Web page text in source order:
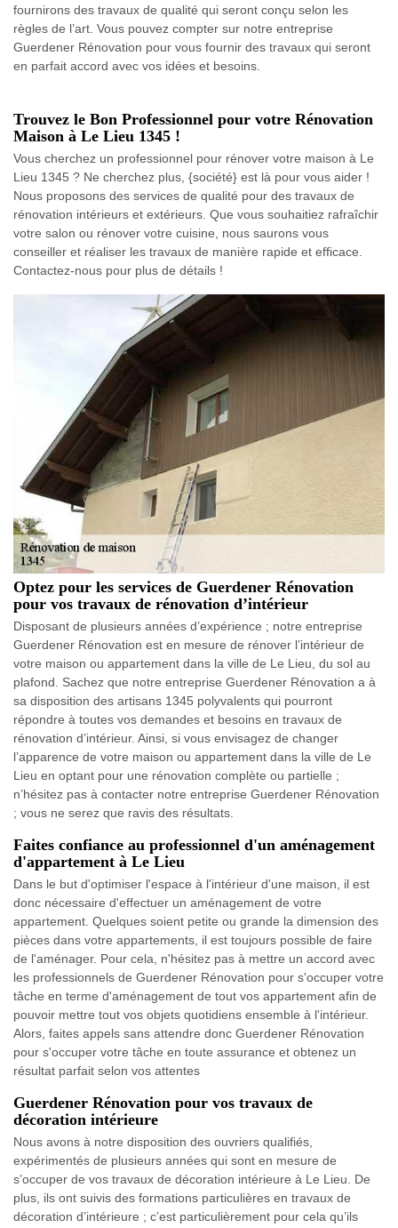
fournirons des travaux de qualité qui seront conçu selon les
règles de l’art. Vous pouvez compter sur notre entreprise
Guerdener Rénovation pour vous fournir des travaux qui seront
en parfait accord avec vos idées et besoins.
Trouvez le Bon Professionnel pour votre Rénovation
Maison à Le Lieu 1345 !
Vous cherchez un professionnel pour rénover votre maison à Le
Lieu 1345 ? Ne cherchez plus, {société} est là pour vous aider !
Nous proposons des services de qualité pour des travaux de
rénovation intérieurs et extérieurs. Que vous souhaitiez rafraîchir
votre salon ou rénover votre cuisine, nous saurons vous
conseiller et réaliser les travaux de manière rapide et efficace.
Contactez-nous pour plus de détails !
Optez pour les services de Guerdener Rénovation
pour vos travaux de rénovation d’intérieur
Disposant de plusieurs années d’expérience ; notre entreprise
Guerdener Rénovation est en mesure de rénover l’intérieur de
votre maison ou appartement dans la ville de Le Lieu, du sol au
plafond. Sachez que notre entreprise Guerdener Rénovation a à
sa disposition des artisans 1345 polyvalents qui pourront
répondre à toutes vos demandes et besoins en travaux de
rénovation d’intérieur. Ainsi, si vous envisagez de changer
l’apparence de votre maison ou appartement dans la ville de Le
Lieu en optant pour une rénovation complète ou partielle ;
n’hésitez pas à contacter notre entreprise Guerdener Rénovation
; vous ne serez que ravis des résultats.
Faites confiance au professionnel d'un aménagement
d'appartement à Le Lieu
Dans le but d'optimiser l'espace à l'intérieur d'une maison, il est
donc nécessaire d'effectuer un aménagement de votre
appartement. Quelques soient petite ou grande la dimension des
pièces dans votre appartements, il est toujours possible de faire
de l'aménager. Pour cela, n'hésitez pas à mettre un accord avec
les professionnels de Guerdener Rénovation pour s'occuper votre
tâche en terme d'aménagement de tout vos appartement afin de
pouvoir mettre tout vos objets quotidiens ensemble à l'intérieur.
Alors, faites appels sans attendre donc Guerdener Rénovation
pour s'occuper votre tâche en toute assurance et obtenez un
résultat parfait selon vos attentes
Guerdener Rénovation pour vos travaux de
décoration intérieure
Nous avons à notre disposition des ouvriers qualifiés,
expérimentés de plusieurs années qui sont en mesure de
s’occuper de vos travaux de décoration intérieure à Le Lieu. De
plus, ils ont suivis des formations particulières en travaux de
décoration d’intérieure ; c’est particulièrement pour cela qu’ils